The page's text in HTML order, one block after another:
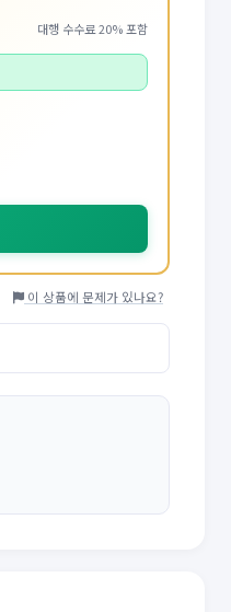
대행 수수료 20% 포함
이 상품에 문제가 있나요?